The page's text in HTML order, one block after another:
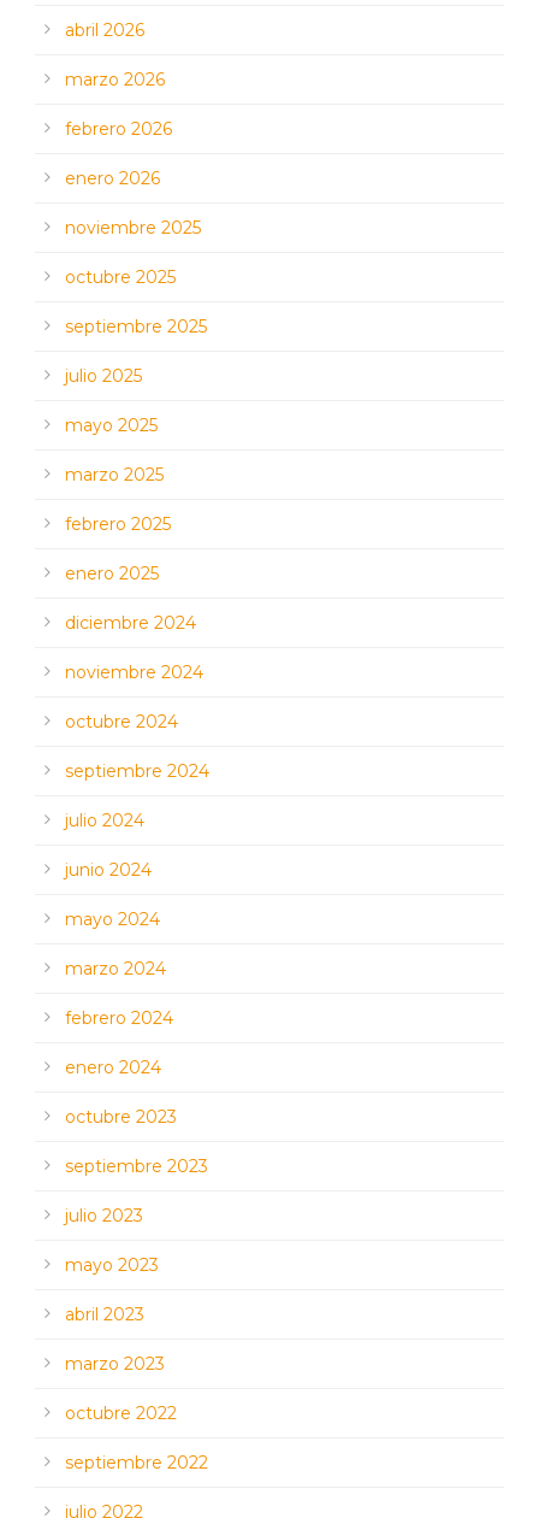
abril 2026
marzo 2026
febrero 2026
enero 2026
noviembre 2025
octubre 2025
septiembre 2025
julio 2025
mayo 2025
marzo 2025
febrero 2025
enero 2025
diciembre 2024
noviembre 2024
octubre 2024
septiembre 2024
julio 2024
junio 2024
mayo 2024
marzo 2024
febrero 2024
enero 2024
octubre 2023
septiembre 2023
julio 2023
mayo 2023
abril 2023
marzo 2023
octubre 2022
septiembre 2022
julio 2022